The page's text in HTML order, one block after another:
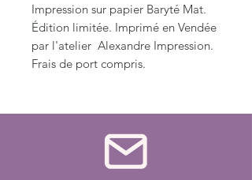
Impression sur papier Baryté Mat.
Édition limitée. Imprimé en Vendée
par l'atelier Alexandre Impression.
Frais de port compris.